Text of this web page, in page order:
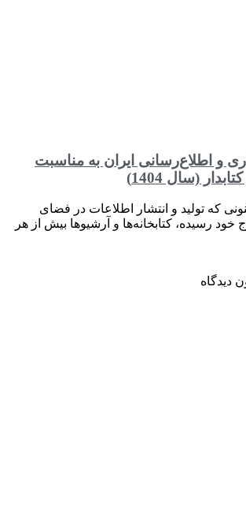
و اطلاع‌رسانی ایران به مناسبت
(سال 1404)
که تولید و انتشار اطلاعات در فضای
خود رسیده، کتابخانه‌ها و آرشیوها بیش از هر
دیدگاه